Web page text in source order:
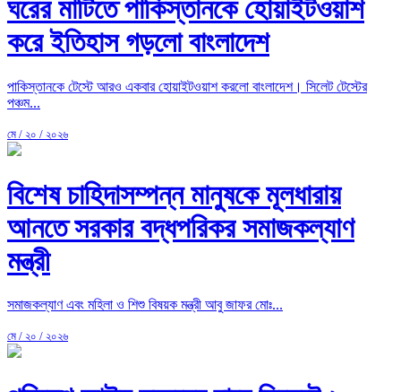
ঘরের মাটিতে পাকিস্তানকে হোয়াইটওয়াশ
করে ইতিহাস গড়লো বাংলাদেশ
পাকিস্তানকে টেস্টে আরও একবার হোয়াইটওয়াশ করলো বাংলাদেশ। সিলেট টেস্টের
পঞ্চম...
মে / ২০ / ২০২৬
বিশেষ চাহিদাসম্পন্ন মানুষকে মূলধারায়
আনতে সরকার বদ্ধপরিকর সমাজকল্যাণ
মন্ত্রী
সমাজকল্যাণ এবং মহিলা ও শিশু বিষয়ক মন্ত্রী আবু জাফর মোঃ...
মে / ২০ / ২০২৬